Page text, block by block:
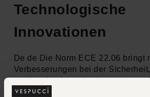
Technologische
Innovationen
De de Die Norm ECE 22.06 bringt
Verbesserungen bei der
auch technologische Innovationen
en Diese Entwicklungen machen